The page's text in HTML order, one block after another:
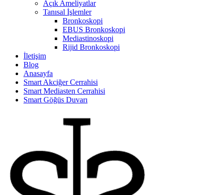
Açık Ameliyatlar
Tanısal İşlemler
Bronkoskopi
EBUS Bronkoskopi
Mediastinoskopi
Rijid Bronkoskopi
İletişim
Blog
Anasayfa
Smart Akciğer Cerrahisi
Smart Mediasten Cerrahisi
Smart Göğüs Duvarı